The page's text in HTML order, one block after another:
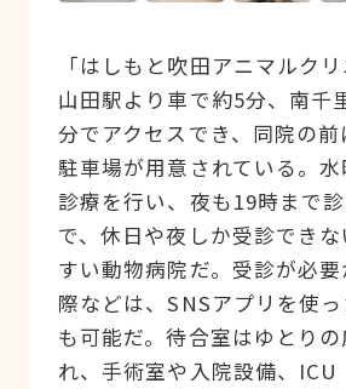
「はしもと吹田アニマルクリ
山田駅より車で約5分、南千
分でアクセスでき、同院の
駐車場が用意されている。
診療を行い、夜も19時まで
で、休日や夜しか受診でき
すい動物病院だ。受診が必
際などは、SNSアプリを使
も可能だ。待合室はゆとり
れ、手術室や入院設備、ICU